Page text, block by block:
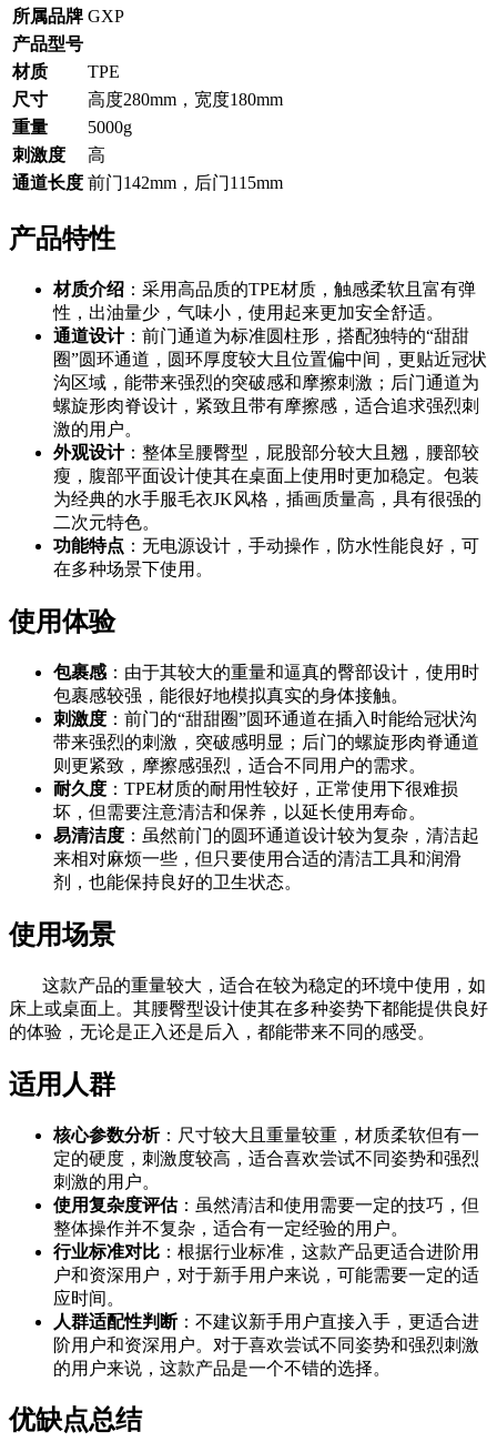
所属品牌 GXP
产品型号
材质
TPE
尺寸
高度280mm，宽度180mm
重量
5000g
刺激度
高
通道长度 前门142mm，后门115mm
产品特性
材质介绍 ：采用高品质的TPE材质，触感柔软且富有弹
性，出油量少，气味小，使用起来更加安全舒适。
通道设计：前门通道为标准圆柱形，搭配独特的“甜甜
圈”圆环通道，圆环厚度较大且位置偏中间，更贴近冠状
沟区域，能带来强烈的突破感和摩擦刺激；后门通道为
螺旋形肉脊设计，紧致且带有摩擦感，适合追求强烈刺
激的用户。
外观设计：整体呈腰臀型，屁股部分较大且翘，腰部较
瘦，腹部平面设计使其在桌面上使用时更加稳定。包装
为经典的水手服毛衣JK风格，插画质量高，具有很强的
二次元特色。
功能特点 ：无电源设计，手动操作，防水性能良好，可
在多种场景下使用。
使用体验
包裹感 ：由于其较大的重量和逼真的臀部设计，使用时
包裹感较强，能很好地模拟真实的身体接触。
刺激度 ：前门的“甜甜圈”圆环通道在插入时能给冠状沟
带来强烈的刺激，突破感明显；后门的螺旋形肉脊通道
则更紧致，摩擦感强烈，适合不同用户的需求。
耐久度 ：TPE材质的耐用性较好，正常使用下很难损
坏，但需要注意清洁和保养，以延长使用寿命。
易清洁度 ：虽然前门的圆环通道设计较为复杂，清洁起
来相对麻烦一些，但只要使用合适的清洁工具和润滑
剂，也能保持良好的卫生状态。
使用场景
这款产品的重量较大，适合在较为稳定的环境中使用，如
床上或桌面上。其腰臀型设计使其在多种姿势下都能提供良好
的体验，无论是正入还是后入，都能带来不同的感受。
适用人群
核心参数分析：尺寸较大且重量较重，材质柔软但有一
定的硬度，刺激度较高，适合喜欢尝试不同姿势和强烈
刺激的用户。
使用复杂度评估：虽然清洁和使用需要一定的技巧，但
整体操作并不复杂，适合有一定经验的用户。
行业标准对比 ：根据行业标准，这款产品更适合进阶用
户和资深用户，对于新手用户来说，可能需要一定的适
应时间。
人群适配性判断：不建议新手用户直接入手，更适合进
阶用户和资深用户。对于喜欢尝试不同姿势和强烈刺激
的用户来说，这款产品是一个不错的选择。
优缺点总结